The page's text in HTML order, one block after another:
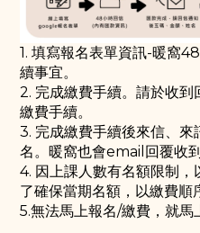
1. 填寫報名表單資訊-暖窩
續事宜。
2. 完成繳費手續。請於收
繳費手續。
3. 完成繳費手續後來信、
名。暖窩也會email回覆收到
4. 因上課人數有名額限制
了確保當期名額，以繳費順
5.無法馬上報名/繳費，就馬